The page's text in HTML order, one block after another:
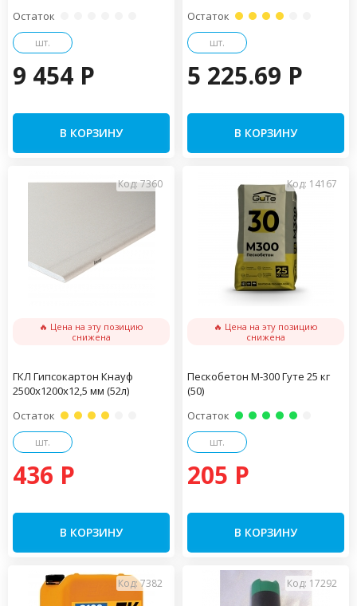
Остаток
шт.
9 454 P
В КОРЗИНУ
Остаток
шт.
5 225.69 P
В КОРЗИНУ
Код: 7360
🔥 Цена на эту позицию
снижена
ГКЛ Гипсокартон Кнауф
2500х1200х12,5 мм (52л)
Остаток
шт.
436 P
В КОРЗИНУ
Код: 14167
🔥 Цена на эту позицию
снижена
Пескобетон М-300 Гуте 25 кг
(50)
Остаток
шт.
205 P
В КОРЗИНУ
Код: 7382 Код: 17292